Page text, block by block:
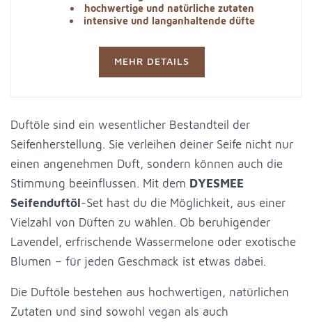
hochwertige und natürliche zutaten
intensive und langanhaltende düfte
MEHR DETAILS
Duftöle sind ein wesentlicher Bestandteil der
Seifenherstellung. Sie verleihen deiner Seife nicht nur
einen angenehmen Duft, sondern können auch die
Stimmung beeinflussen. Mit dem DYESMEE
Seifenduftöl-Set hast du die Möglichkeit, aus einer
Vielzahl von Düften zu wählen. Ob beruhigender
Lavendel, erfrischende Wassermelone oder exotische
Blumen – für jeden Geschmack ist etwas dabei.
Die Duftöle bestehen aus hochwertigen, natürlichen
Zutaten und sind sowohl vegan als auch